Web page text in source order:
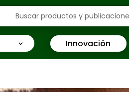
Innovación